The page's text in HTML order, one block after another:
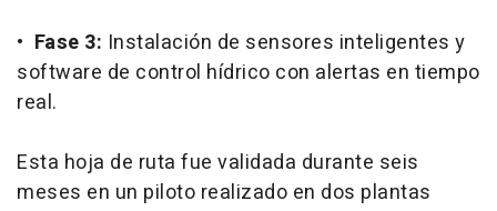
• Fase 3: Instalación de sensores inteligentes y
software de control hídrico con alertas en tiempo
real.
Esta hoja de ruta fue validada durante seis
meses en un piloto realizado en dos plantas